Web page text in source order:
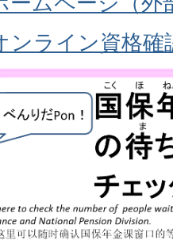
ンライン資格